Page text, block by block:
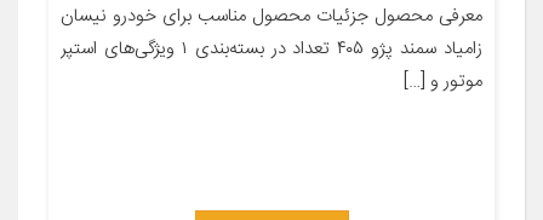
معرفی محصول جزئیات محصول مناسب برای خودرو نیسان
زامیاد سمند پژو ۴۰۵ تعداد در بسته‌بندی ۱ ویژگی‌های استپر
موتور و […]